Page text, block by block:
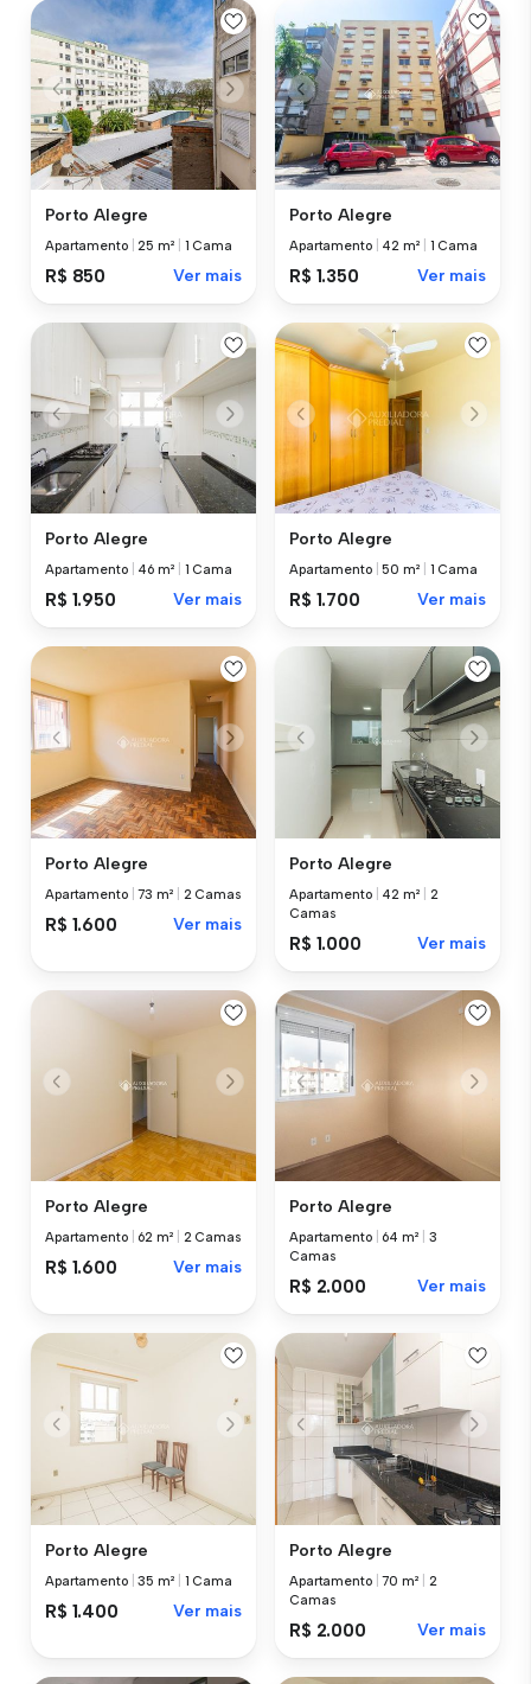
Porto Alegre
Apartamento |25 m² 1 Cama
R$ 850 Ver mais
Porto Alegre
Apartamento 42 m² 1 Cama
R$ 1.350 Ver mais
Porto Alegre
Apartamento 46 m² 1 Cama
R$ 1.950 Ver mais
Porto Alegre
Apartamento |50 m² 1 Cama
R$ 1.700 Ver mais
Porto Alegre
Apartamento |73 m² 2 Camas
R$ 1.600 Ver mais
Porto Alegre
Apartamento 42 m²
2
Camas
R$ 1.000 Ver mais
Porto Alegre
Apartamento 62 m² 2 Camas
R$ 1.600 Ver mais
Porto Alegre
Apartamento 64 m²
3
Camas
R$ 2.000 Ver mais
Porto Alegre
Apartamento |35 m² 1 Cama
R$ 1.400 Ver mais
Porto Alegre
Apartamento |70 m²
2
Camas
R$ 2.000 Ver mais